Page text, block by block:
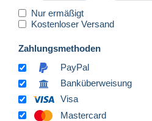
Nur ermäßigt
Kostenloser Versand
Zahlungsmethoden
PayPal
Banküberweisung
Visa
Mastercard